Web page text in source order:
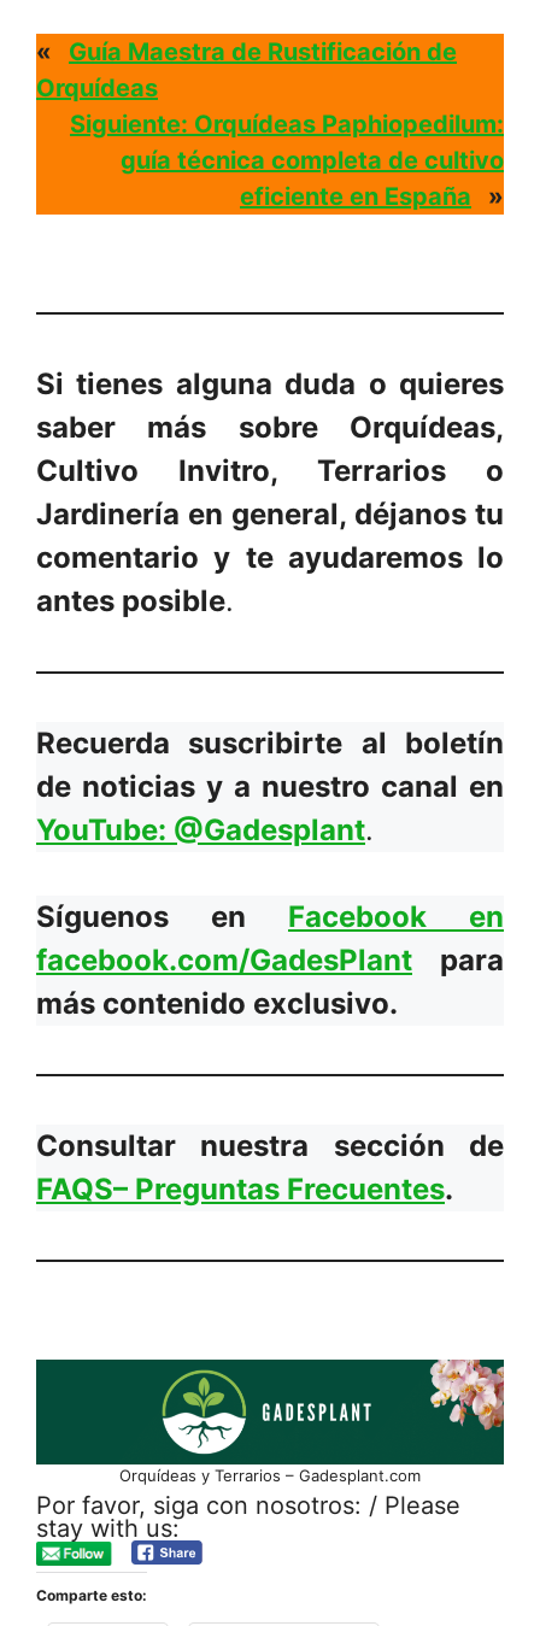
«
Guía Maestra de Rustificación de
Orquídeas
Siguiente: Orquídeas Paphiopedilum:
guía técnica completa de cultivo
eficiente en España
»
Si tienes alguna duda o quieres
saber más sobre Orquídeas,
Cultivo Invitro, Terrarios o
Jardinería en general, déjanos tu
comentario y te ayudaremos lo
antes posible.
Recuerda suscribirte al boletín
de noticias y a nuestro canal en
YouTube: @Gadesplant.
Síguenos en Facebook en
facebook.com/GadesPlant para
más contenido exclusivo.
Consultar nuestra sección de
FAQS– Preguntas Frecuentes.
Orquídeas y Terrarios – Gadesplant.com
Por favor, siga con nosotros: / Please
stay with us:
Comparte esto: